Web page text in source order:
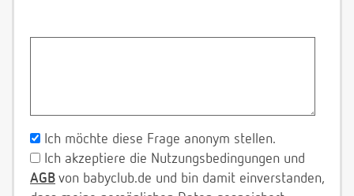
Ich möchte diese Frage anonym stellen.
Ich akzeptiere die Nutzungsbedingungen und
AGB von babyclub.de und bin damit einverstanden,